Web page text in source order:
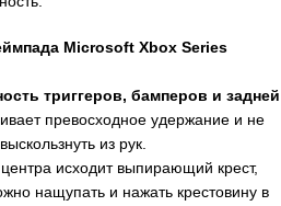
Microsoft Xbox Series
триггеров, бамперов и задней
превосходное удержание и не
из рук.
центра исходит выпирающий крест,
нащупать и нажать крестовину в